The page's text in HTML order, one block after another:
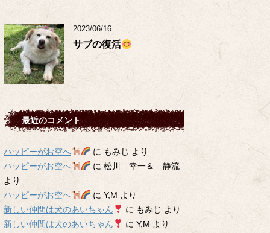
2023/06/16
サブの復活
最近のコメント
ハッピーがお空へ に もみじ より
ハッピーがお空へ
に 松川 幸一＆ 静流
より
ハッピーがお空へ
に Y,M より
新しい仲間は犬のあいちゃん
に もみじ より
新しい仲間は犬のあいちゃん
に Y,M より